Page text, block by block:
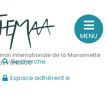
MENU
Internationale de la Marionnette
l’UNESCO
Recherche
Espace adhérent·e